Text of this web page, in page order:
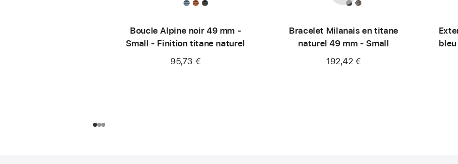
Boucle Alpine noir 49 mm -
Small - Finition titane naturel
95,73 €
Bracelet Milanais en titane
naturel 49 mm - Small
192,42 €